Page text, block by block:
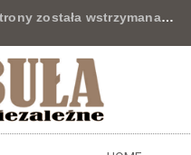
wstrzymana…